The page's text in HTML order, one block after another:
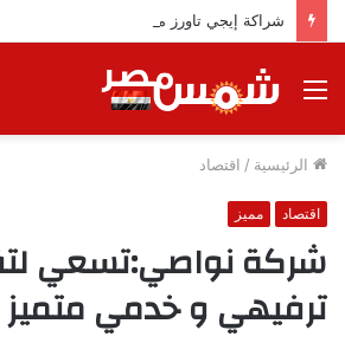
شراكة إيجي تاورز مع بلدينا.. قيمة مضافة
القائمة
الرئيسية / اقتصاد
اقتصاد مميز
شركة نواصي:تسعي
ترفيهي و خدمي